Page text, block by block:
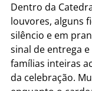
Dentro da
louvores, alguns
silêncio e em
sinal de entrega e
famílias inteiras
da celebração.